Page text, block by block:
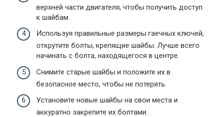
верхней части двигателя, чтобы получить доступ
к шайбам.
Используя правильные размеры гаечных ключей,
открутите болты, крепящие шайбы. Лучше всего
начинать с болта, находящегося в центре.
Снимите старые шайбы и положите их в
безопасное место, чтобы не потерять.
Установите новые шайбы на свои места и
аккуратно закрепите их болтами.